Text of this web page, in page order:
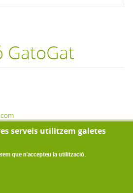
GatoGat
Copyright 2022
serveis utilitzem galetes
que n'accepteu la utilització.